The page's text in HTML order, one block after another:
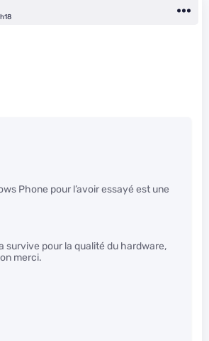
Phone pour l’avoir essayé est une
survive pour la qualité du hardware,
merci.